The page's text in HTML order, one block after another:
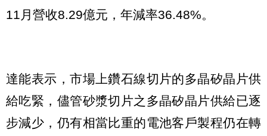
11月營收8.29億元，年減率36.48%。
達能表示，市場上鑽石線切片的多晶矽晶片供
給吃緊，儘管砂漿切片之多晶矽晶片供給已逐
步減少，仍有相當比重的電池客戶製程仍在轉